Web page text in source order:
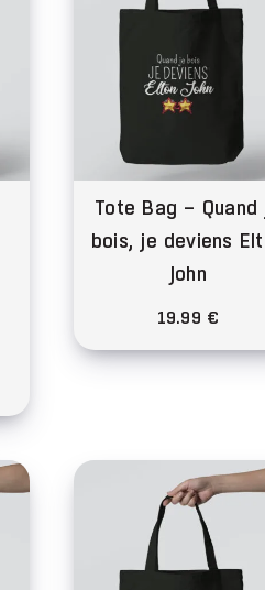
choisies
sur
la
du
produit
Tote Bag – Quand
bois, je deviens
John
19.99 €
Ce
Les
options
peuvent